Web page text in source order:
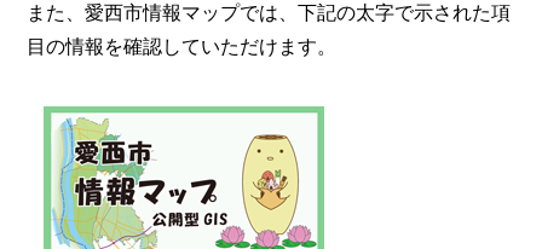
また、愛西市情報マップでは、下記の太字で示された項
目の情報を確認していただけます。